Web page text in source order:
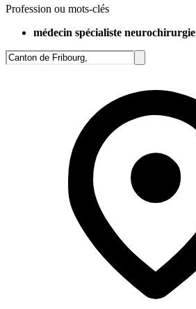
Profession ou mots-clés
médecin spécialiste neurochirurgie